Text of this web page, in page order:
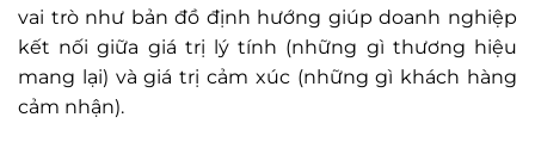
vai trò như bản đồ định hướng giúp doanh nghiệp
kết nối giữa giá trị lý tính (những gì thương hiệu
mang lại) và giá trị cảm xúc (những gì khách hàng
cảm nhận).